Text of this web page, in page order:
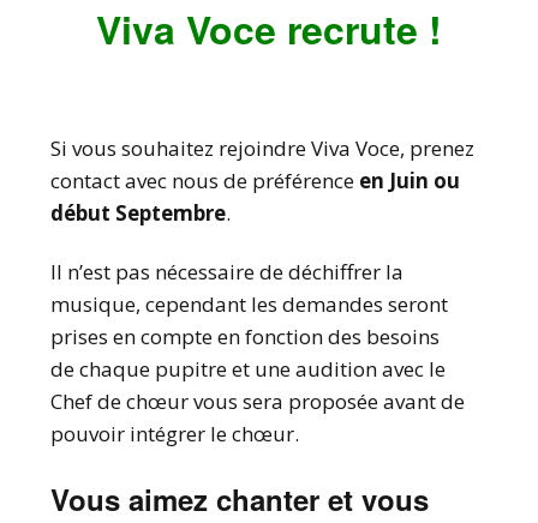
Viva Voce recrute !
Si vous souhaitez rejoindre Viva Voce, prenez
contact avec nous de préférence en Juin ou
début Septembre.
Il n’est pas nécessaire de déchiffrer la
musique, cependant les demandes seront
prises en compte en fonction des besoins
de chaque pupitre et une audition avec le
Chef de chœur vous sera proposée avant de
pouvoir intégrer le chœur.
Vous aimez chanter et vous